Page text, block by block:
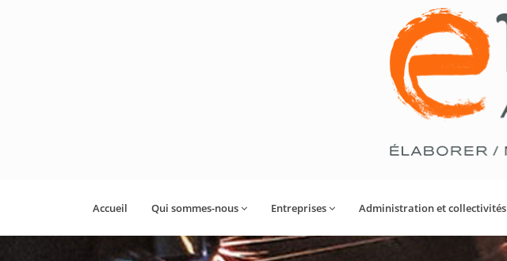
Accueil Qui sommes-nous Entreprises Administration et collectivités